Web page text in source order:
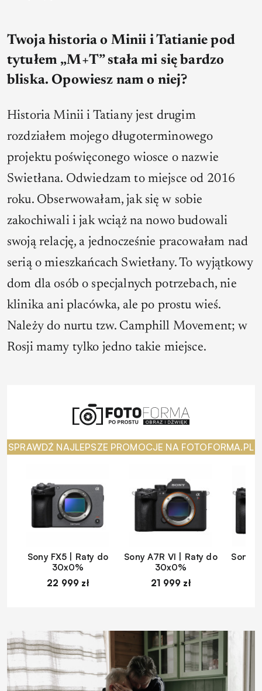
Twoja historia o Minii i Tatianie pod
tytułem „M+T” stała mi się bardzo
bliska. Opowiesz nam o niej?
Historia Minii i Tatiany jest drugim
rozdziałem mojego długoterminowego
projektu poświęconego wiosce o nazwie
Swietłana. Odwiedzam to miejsce od 2016
roku. Obserwowałam, jak się w sobie
zakochiwali i jak wciąż na nowo budowali
swoją relację, a jednocześnie pracowałam nad
serią o mieszkańcach Swietłany. To wyjątkowy
dom dla osób o specjalnych potrzebach, nie
klinika ani placówka, ale po prostu wieś.
Należy do nurtu tzw. Camphill Movement; w
Rosji mamy tylko jedno takie miejsce.
SPRAWDŹ NAJLEPSZE PROMOCJE NA FOTOFORMA.PL
Sony FX5 | Raty do
30x0%
22 999 zł
Sony A7R VI | Raty do
30x0%
21 999 zł
Sony